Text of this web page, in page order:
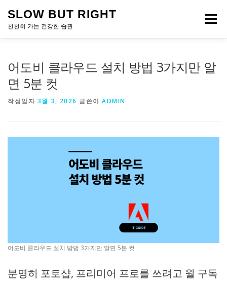
SLOW BUT RIGHT
천천히 가는 건강한 습관
메뉴
어도비 클라우드 설치 방법 3가지만 알
면 5분 컷
작성일자 3월 3, 2026 글쓴이 ADMIN
어도비 클라우드 설치 방법 3가지만 알면 5분 컷
분명히 포토샵, 프리미어 프로를 쓰려고 월 구독